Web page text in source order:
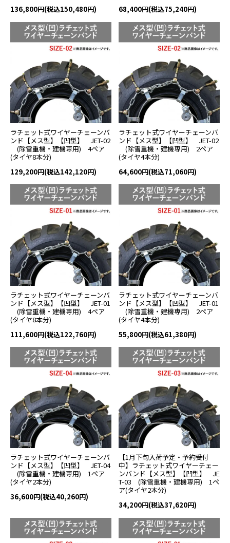
136,800円(税込150,480円)
68,400円(税込75,240円)
ラチェット式ワイヤーチェーンバ
ンド【メス型】【凹型】 JET-02
(除雪重機・建機専用) 4ペア
(タイヤ8本分)
129,200円(税込142,120円)
ラチェット式ワイヤーチェーンバ
ンド【メス型】【凹型】 JET-02
(除雪重機・建機専用) 2ペア
(タイヤ4本分)
64,600円(税込71,060円)
ラチェット式ワイヤーチェーンバ
ンド【メス型】【凹型】 JET-01
(除雪重機・建機専用) 4ペア
(タイヤ8本分)
111,600円(税込122,760円)
ラチェット式ワイヤーチェーンバ
ンド【メス型】【凹型】 JET-01
(除雪重機・建機専用) 2ペア
(タイヤ4本分)
55,800円(税込61,380円)
ラチェット式ワイヤーチェーンバ
ンド【メス型】【凹型】 JET-04
(除雪重機・建機専用) 1ペア
(タイヤ2本分)
36,600円(税込40,260円)
【1月下旬入荷予定・予約受付
中】ラチェット式ワイヤーチェー
ンバンド【メス型】【凹型】 JE
T-03 (除雪重機・建機専用) 1ペ
ア(タイヤ2本分)
34,200円(税込37,620円)